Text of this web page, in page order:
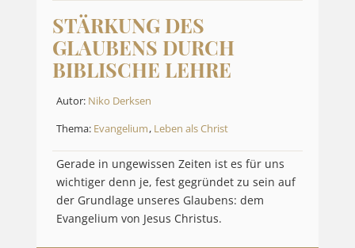
STÄRKUNG DES
GLAUBENS DURCH
BIBLISCHE LEHRE
Autor: Niko Derksen
Thema: Evangelium, Leben als Christ
Gerade in ungewissen Zeiten ist es für uns
wichtiger denn je, fest gegründet zu sein auf
der Grundlage unseres Glaubens: dem
Evangelium von Jesus Christus.